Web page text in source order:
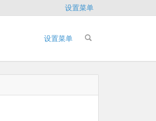
设置菜单
设置菜单